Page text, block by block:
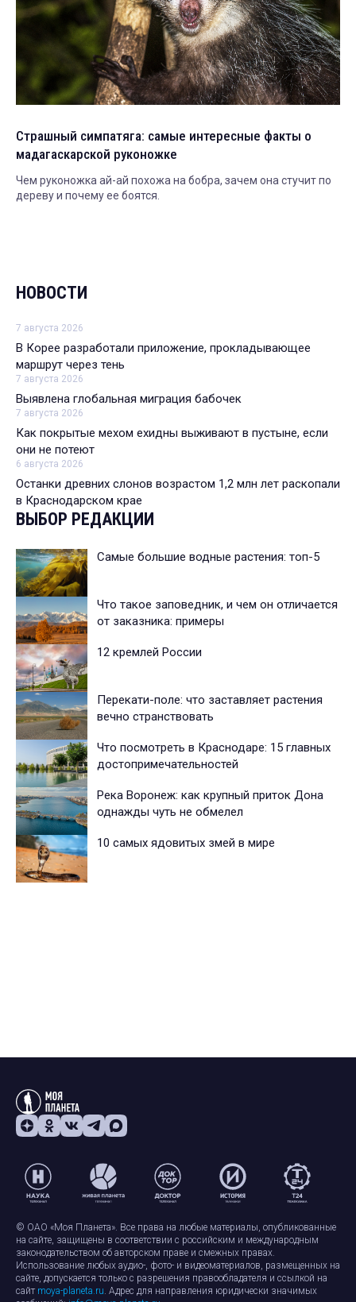
Страшный симпатяга: самые интересные факты о
мадагаскарской руконожке
Чем руконожка ай-ай похожа на бобра, зачем она стучит по
дереву и почему ее боятся.
НОВОСТИ
7 августа 2026
В Корее разработали приложение, прокладывающее
маршрут через тень
7 августа 2026
Выявлена глобальная миграция бабочек
7 августа 2026
Как покрытые мехом ехидны выживают в пустыне, если
они не потеют
6 августа 2026
Останки древних слонов возрастом 1,2 млн лет раскопали
в Краснодарском крае
ВЫБОР РЕДАКЦИИ
Самые большие водные растения: топ-5
Что такое заповедник, и чем он отличается
от заказника: примеры
12 кремлей России
Перекати-поле: что заставляет растения
вечно странствовать
Что посмотреть в Краснодаре: 15 главных
достопримечательностей
Река Воронеж: как крупный приток Дона
однажды чуть не обмелел
10 самых ядовитых змей в мире
© ОАО «Моя Планета». Все права на любые материалы, опубликованные
на сайте, защищены в соответствии с российским и международным
законодательством об авторском праве и смежных правах.
Использование любых аудио-, фото- и видеоматериалов, размещенных на
сайте, допускается только с разрешения правообладателя и ссылкой на
сайт moya-planeta.ru. Адрес для направления юридически значимых